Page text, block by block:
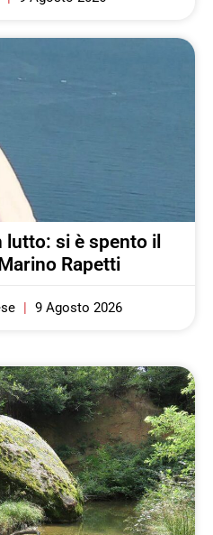
lutto: si è spento il
Rapetti
9 Agosto 2026